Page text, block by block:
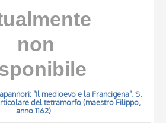
"Il medioevo e la Francigena". S.
del tetramorfo (maestro Filippo,
anno 1162)